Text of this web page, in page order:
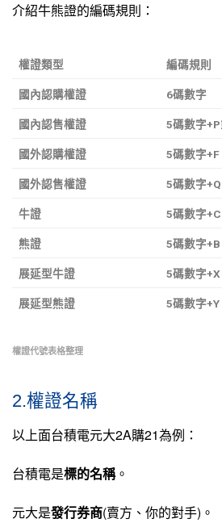
介紹牛熊證的編碼規則：
權證類型 編碼規則
國內認購權證 6碼數字
國內認售權證 5碼數字
國外認購權證 5碼數字+F
國外認售權證 5碼數字+Q
牛證 5碼數字+C
熊證 5碼數字+B
展延型牛證 5碼數字+X
展延型熊證 5碼數字+Y
權證代號表格整理
2.權證名稱
以上面台積電元大2A購21為例：
台積電是標的名稱。
元大是發行券商(賣方、你的對手)。